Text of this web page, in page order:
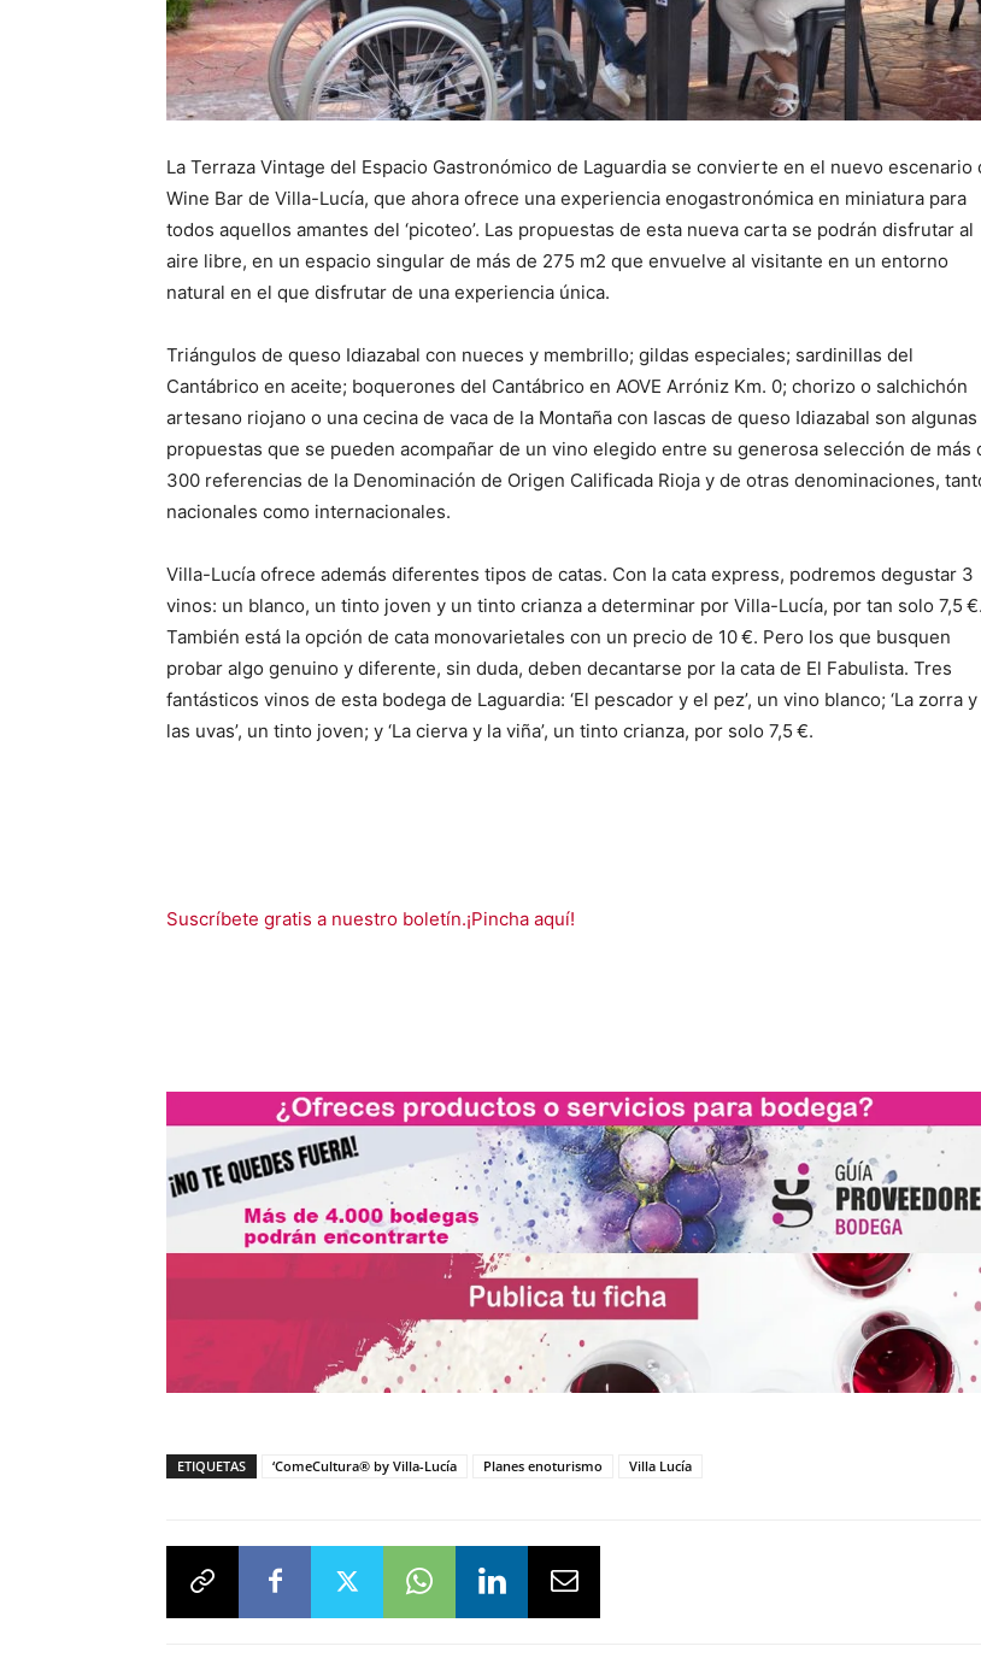
La Terraza Vintage del Espacio Gastronómico de Laguardia se convierte en el nuevo escenario
Wine Bar de Villa-Lucía, que ahora ofrece una experiencia enogastronómica en miniatura para
todos aquellos amantes del ‘picoteo’. Las propuestas de esta nueva carta se podrán disfrutar al
aire libre, en un espacio singular de más de 275 m2 que envuelve al visitante en un entorno
natural en el que disfrutar de una experiencia única.
Triángulos de queso Idiazabal con nueces y membrillo; gildas especiales; sardinillas del
Cantábrico en aceite; boquerones del Cantábrico en AOVE Arróniz Km. 0; chorizo o salchichón
artesano riojano o una cecina de vaca de la Montaña con lascas de queso Idiazabal son algunas
propuestas que se pueden acompañar de un vino elegido entre su generosa selección de más
300 referencias de la Denominación de Origen Calificada Rioja y de otras denominaciones,
nacionales como internacionales.
Villa-Lucía ofrece además diferentes tipos de catas. Con la cata express, podremos degustar 3
vinos: un blanco, un tinto joven y un tinto crianza a determinar por Villa-Lucía, por tan solo 7,5 €.
También está la opción de cata monovarietales con un precio de 10 €. Pero los que busquen
probar algo genuino y diferente, sin duda, deben decantarse por la cata de El Fabulista. Tres
fantásticos vinos de esta bodega de Laguardia: ‘El pescador y el pez’, un vino blanco; ‘La zorra y
las uvas’, un tinto joven; y ‘La cierva y la viña’, un tinto crianza, por solo 7,5 €.
Suscríbete gratis a nuestro boletín.¡Pincha aquí!
ETIQUETAS ‘ComeCultura® by Villa-Lucía Planes enoturismo Villa Lucía